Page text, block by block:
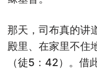
那天，司布真的讲
殿里、在家里不住
（徒5：42）。借